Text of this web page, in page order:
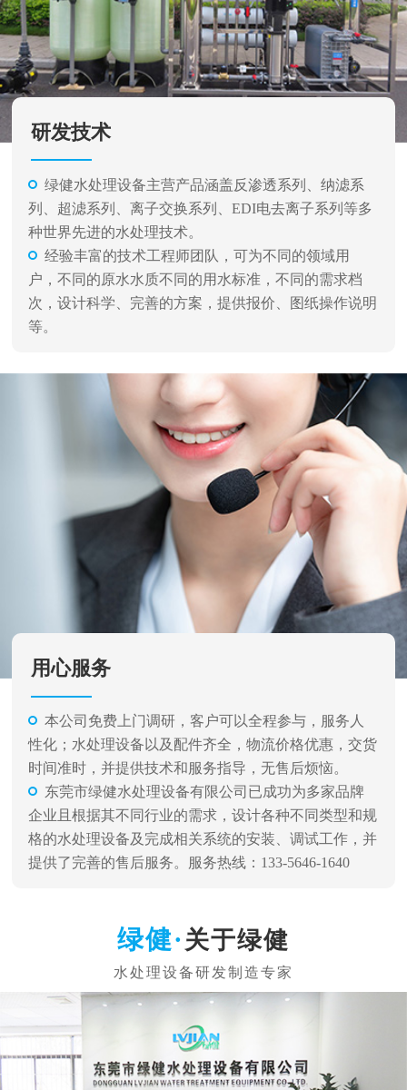
研发技术
绿健水处理设备主营产品涵盖反渗透系列、纳滤系
列、超滤系列、离子交换系列、EDI电去离子系列等多
种世界先进的水处理技术。
经验丰富的技术工程师团队，可为不同的领域用
户，不同的原水水质不同的用水标准，不同的需求档
次，设计科学、完善的方案，提供报价、图纸操作说明
等。
用心服务
本公司免费上门调研，客户可以全程参与，服务人
性化；水处理设备以及配件齐全，物流价格优惠，交货
时间准时，并提供技术和服务指导，无售后烦恼。
东莞市绿健水处理设备有限公司已成功为多家品牌
企业且根据其不同行业的需求，设计各种不同类型和规
格的水处理设备及完成相关系统的安装、调试工作，并
提供了完善的售后服务。服务热线：133-5646-1640
关于绿健